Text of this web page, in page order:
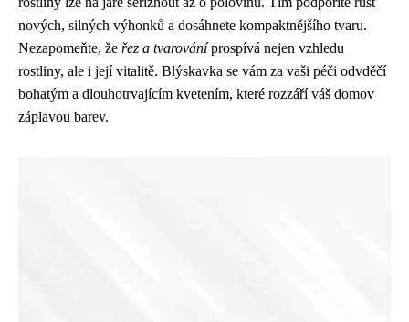
nových, silných výhonků a dosáhnete kompaktnějšího tvaru.
Nezapomeňte, že řez a tvarováníprospívá nejen vzhledu
rostliny, ale i její vitalitě. Blýskavka se vám za vaši péči odvděčí
bohatým a dlouhotrvajícím kvetením, které rozzáří váš domov
záplavou barev.